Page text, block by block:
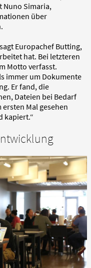
Nuno Simaria,
über
Europachef Butting,
hat. Bei letzteren
Motto verfasst.
immer um Dokumente
Er fand, die
Dateien bei Bedarf
Mal gesehen
kapiert.“